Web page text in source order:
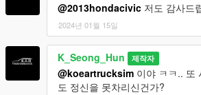
@2013hondacivic 저도 감사드
2024년 01월 15일
K_Seong_Hun 제작자
@koeartrucksim 이야 ㅋㅋ.. 또
도 정신을 못차리신건가?